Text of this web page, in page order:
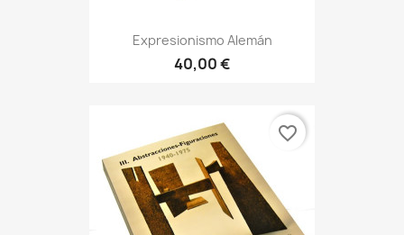
Expresionismo Alemán
40,00 €
favorite_border